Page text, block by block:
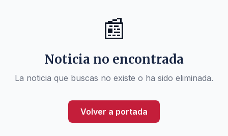
📰
Noticia no encontrada
La noticia que buscas no existe o ha sido eliminada.
Volver a portada